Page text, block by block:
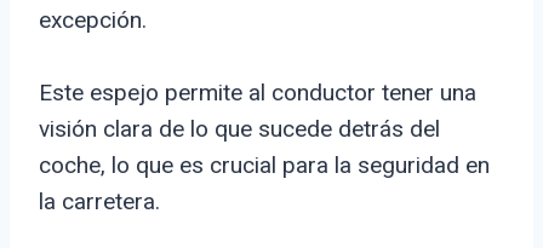
excepción.
Este espejo permite al conductor tener una
visión clara de lo que sucede detrás del
coche, lo que es crucial para la seguridad en
la carretera.